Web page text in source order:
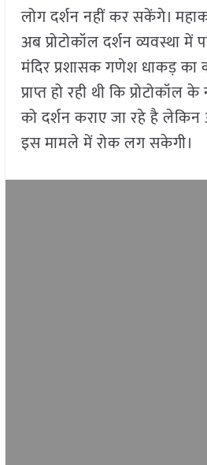
लोग दर्शन नहीं कर सकेंगे।
अब प्रोटोकॉल दर्शन व्यवस्था में
मंदिर प्रशासक गणेश धाकड़ का
प्राप्त हो रही थी कि प्रोटोकॉल
को दर्शन कराए जा रहे है
इस मामले में रोक लग सकेगी।